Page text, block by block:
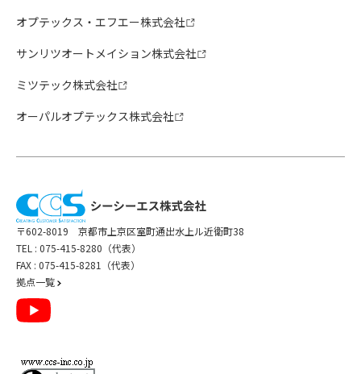
オプテックス・エフエー株式会社
サンリツオートメイション株式会社
ミツテック株式会社
オーパルオプテックス株式会社
〒602-8019 京都市上京区室町通出水上ル近衛町38
TEL : 075-415-8280（代表）
FAX : 075-415-8281（代表）
拠点一覧